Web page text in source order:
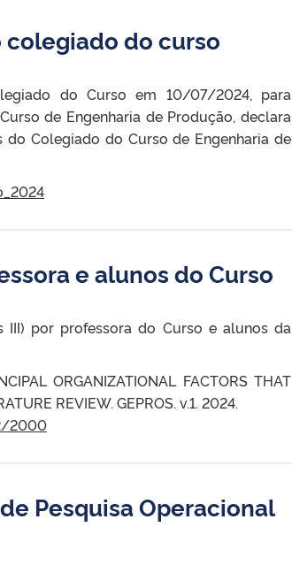
do curso
do Curso em 10/07/2024, para
de Engenharia de Produção, declara
Colegiado do Curso de Engenharia de
e alunos do Curso
III) por professora do Curso e alunos da
ORGANIZATIONAL FACTORS THAT
REVIEW. GEPROS. v.1. 2024.
2000
Pesquisa Operacional